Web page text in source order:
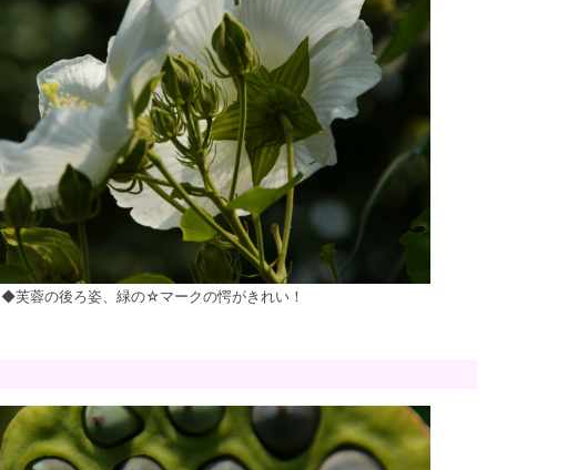
◆芙蓉の後ろ姿、緑の☆マークの愕がきれい！